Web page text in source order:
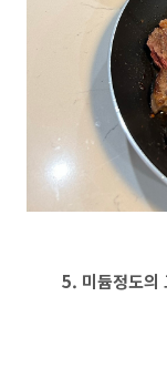
5. 미듐정도의